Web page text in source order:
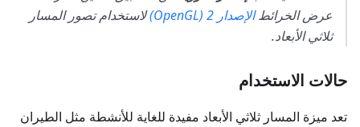
عرض الخرائطالإصدار 2 (OpenGL)
لاستخدام تصور المسار
ثلاثي الأبعاد.
حالات الاستخدام
تعد ميزة المسار ثلاثي الأبعاد مفيدة للغاية للأنشطة مثل الطيران